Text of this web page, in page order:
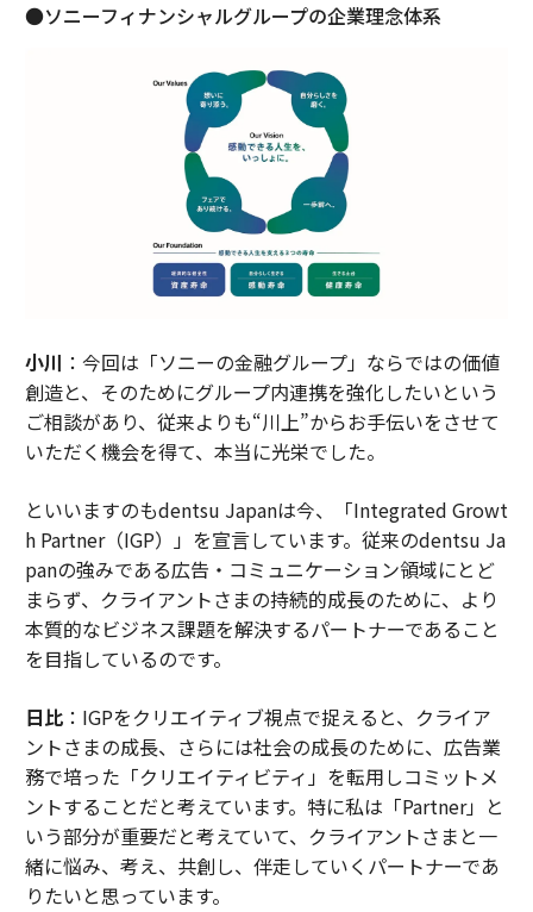
●ソニーフィナンシャルグループの企業理念体系
小川 ：今回は「ソニーの金融グループ」ならではの価値
創造と、そのためにグループ内連携を強化したいという
ご相談があり、従来よりも“川上”からお手伝いをさせて
いただく機会を得て、本当に光栄でした。
といいますのもdentsu Japanは今、「Integrated Growt
h Partner（IGP）」を宣言しています。従来のdentsu Ja
panの強みである広告・コミュニケーション領域にとど
まらず、クライアントさまの持続的成長のために、より
本質的なビジネス課題を解決するパートナーであること
を目指しているのです。
日比：IGPをクリエイティブ視点で捉えると、クライア
ントさまの成長、さらには社会の成長のために、広告業
務で培った「クリエイティビティ」を転用しコミットメ
ントすることだと考えています。特に私は「Partner」と
いう部分が重要だと考えていて、クライアントさまと一
緒に悩み、考え、共創し、伴走していくパートナーであ
りたいと思っています。